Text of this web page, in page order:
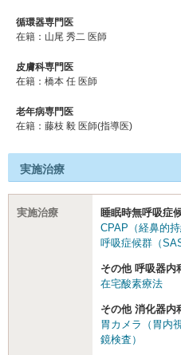
循環器専門医
在籍：山尾 秀二 医師
皮膚科専門医
在籍：橋本 任 医師
老年病専門医
在籍：藤枝 毅 医師(指導医)
実施治療
実施治療
睡眠時無呼吸症
CPAP（経鼻的
呼吸症候群（
その他 呼吸器内
在宅酸素療法
その他 消化器内
胃カメラ（胃内
鏡検査）